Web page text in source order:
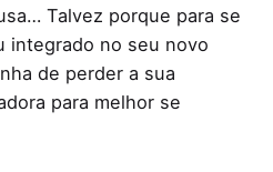
Talvez porque para se
integrado no seu novo
de perder a sua
para melhor se